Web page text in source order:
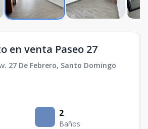
en venta Paseo 27
27 De Febrero, Santo Domingo
2
Baños